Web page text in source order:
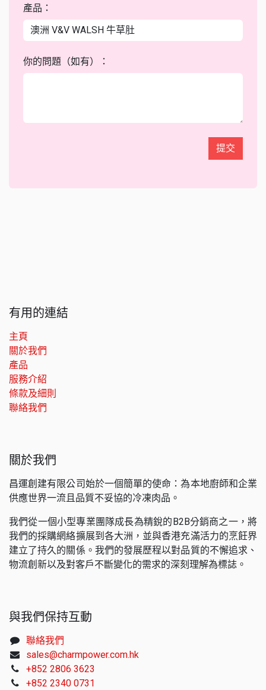
產品：
你的問題（如有）：
提交
有用的連結
主頁
關於我們
產品
服務介紹
條款及細則
聯絡我們
關於我們
昌運創建有限公司始於一個簡單的使命：為本地廚師和企業
供應世界一流且品質不妥協的冷凍肉品。
我們從一個小型專業團隊成長為精銳的B2B分銷商之一，將
我們的採購網絡擴展到各大洲，並與香港充滿活力的烹飪界
建立了持久的關係。我們的發展歷程以對品質的不懈追求、
物流創新以及對客戶不斷變化的需求的深刻理解為標誌。
與我們保持互動
聯絡我們
sales@charmpower.com.hk
+852 2806 3623
+852 2340 0731